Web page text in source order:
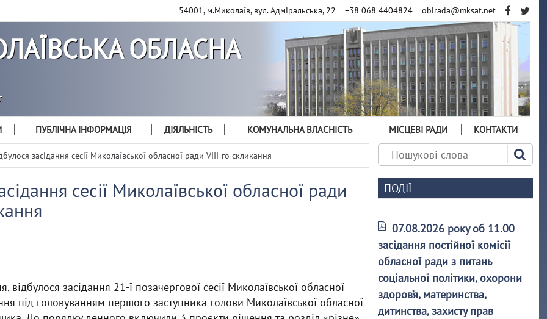
54001, м.Миколаїв, вул. Адміральська, 22 +38 068 4404824 oblrada@mksat.net
ОБЛАСНА
ПУБЛІЧНА ІНФОРМАЦІЯ ДІЯЛЬНІСТЬ КОМУНАЛЬНА ВЛАСНІСТЬ МІСЦЕВІ РАДИ КОНТАКТИ
засідання сесії Миколаївської обласної ради VIII-го скликання
сесії Миколаївської обласної ради
відбулося засідання 21-ї позачергової сесії Миколаївської обласної
під головуванням першого заступника голови Миколаївської обласної
ПОДІЇ
07.08.2026 року об 11.00
засідання постійної комісії
обласної ради з питань
соціальної політики, охорони
здоров’я, материнства,
дитинства, захисту прав